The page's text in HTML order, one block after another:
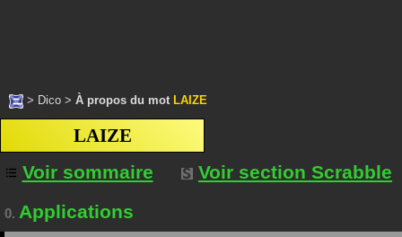
> Dico > À propos du mot LAIZE
LAIZE
Voir sommaire
Voir section Scrabble
0. Applications